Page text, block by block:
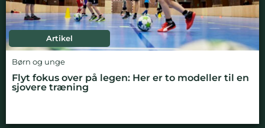
Artikel
Børn og unge
Flyt fokus over på legen: Her er to modeller til en
sjovere træning